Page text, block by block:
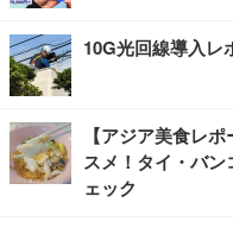
10G光回線導入レ
【アジア美食レ
スメ！タイ・バ
ェック